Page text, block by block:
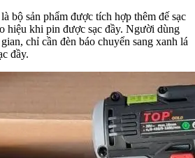
bộ sản phẩm được tích hợp thêm đế sạc
hiệu khi pin được sạc đầy. Người dùng
chỉ cần đèn báo chuyển sang xanh lá
đầy.